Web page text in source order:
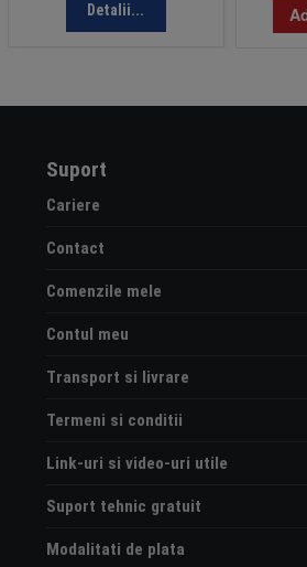
Detalii...
Suport
Cariere
Contact
Comenzile mele
Contul meu
Transport si livrare
Termeni si conditii
Link-uri si video-uri utile
Suport tehnic gratuit
Modalitati de plata